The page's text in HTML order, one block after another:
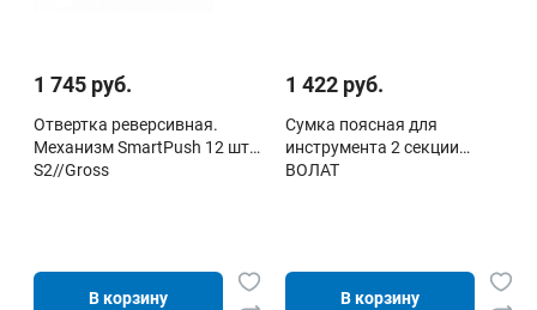
1 745 руб.
Отвертка реверсивная.
Механизм SmartPush 12 шт,
S2//Gross
В корзину
1 422 руб.
Сумка поясная для
инструмента 2 секции
ВОЛАТ
В корзину